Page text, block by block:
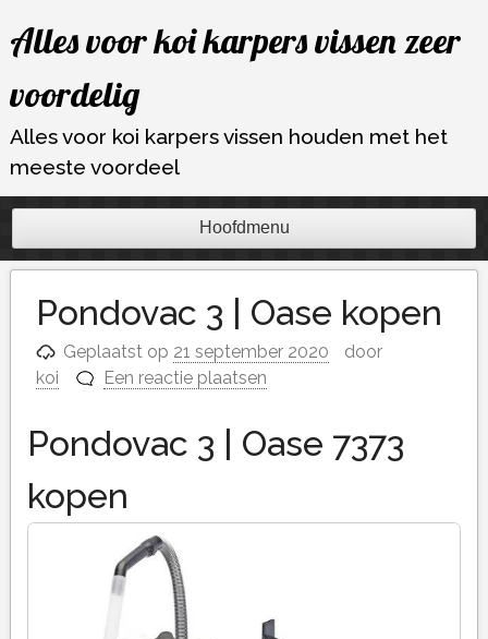
naar
inhoud
Alles voor koi karpers vissen zeer
voordelig
Alles voor koi karpers vissen houden met het
meeste voordeel
Hoofdmenu
Pondovac 3 | Oase kopen
Geplaatst op 21 september 2020
door
koi
Een reactie plaatsen
Pondovac 3 | Oase 7373
kopen